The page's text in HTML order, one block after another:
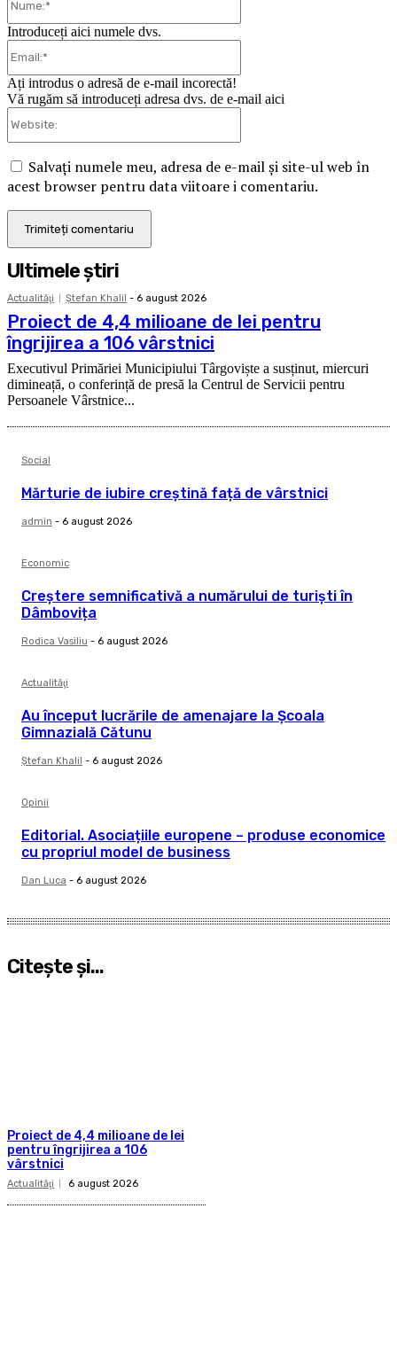
Introduceți aici numele dvs.
Ați introdus o adresă de e-mail incorectă!
Vă rugăm să introduceți adresa dvs. de e-mail aici
Salvați numele meu, adresa de e-mail și site-ul web în
acest browser pentru data viitoare i comentariu.
Ultimele ştiri
Actualităţi Ştefan Khalil - 6 august 2026
Proiect de 4,4 milioane de lei pentru
îngrijirea a 106 vârstnici
Executivul Primăriei Municipiului Târgoviște a susținut, miercuri
dimineață, o conferință de presă la Centrul de Servicii pentru
Persoanele Vârstnice...
Social
Mărturie de iubire creștină față de vârstnici
admin - 6 august 2026
Economic
Creștere semnificativă a numărului de turiști în
Dâmbovița
Rodica Vasiliu - 6 august 2026
Actualităţi
Au început lucrările de amenajare la Școala
Gimnazială Cătunu
Ştefan Khalil - 6 august 2026
Opinii
Editorial. Asociațiile europene – produse economice
cu propriul model de business
Dan Luca - 6 august 2026
Citeşte şi...
Proiect de 4,4 milioane de lei
pentru îngrijirea a 106
vârstnici
Actualităţi 6 august 2026